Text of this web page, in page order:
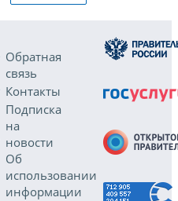
Обратная
связь
Контакты
Подписка
на
новости
Об
использовании
информации